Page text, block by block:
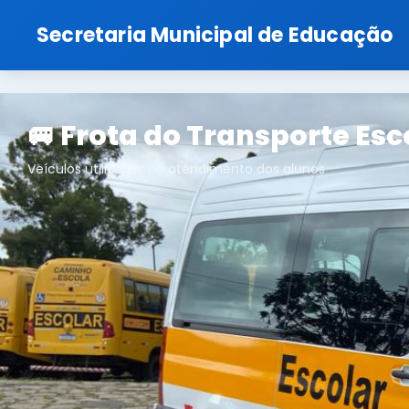
Secretaria Municipal de Educação
🚐 Frota do Transporte
Veículos utilizados no atendimento dos alunos